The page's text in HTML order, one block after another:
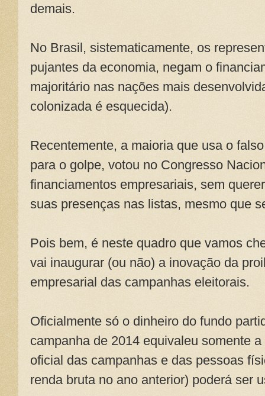
demais.
No Brasil, sistematicamente, os
pujantes da economia, negam o
majoritário nas nações mais
colonizada é esquecida).
Recentemente, a maioria que usa o
para o golpe, votou no Congresso
financiamentos empresariais, sem
suas presenças nas listas, mesmo que
Pois bem, é neste quadro que vamos
vai inaugurar (ou não) a inovação da
empresarial das campanhas eleitorais.
Oficialmente só o dinheiro do fundo
campanha de 2014 equivaleu somente
oficial das campanhas e das pessoas
renda bruta no ano anterior) poderá ser